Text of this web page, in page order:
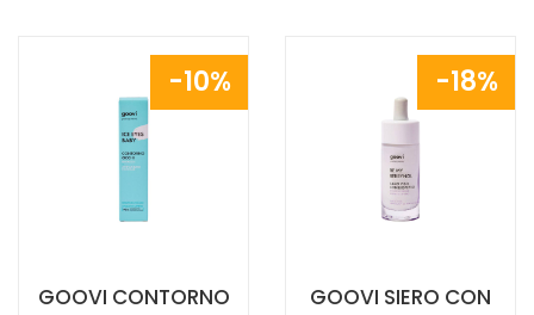
50ML
RICAR AL
CARRELLO
ANTIAGING
CARRELLO
GOOVI CONTORNO
10%
GOOVI SIERO CON
18%